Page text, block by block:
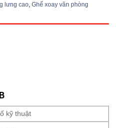
lưng cao, Ghế xoay văn phòng
kỹ thuật